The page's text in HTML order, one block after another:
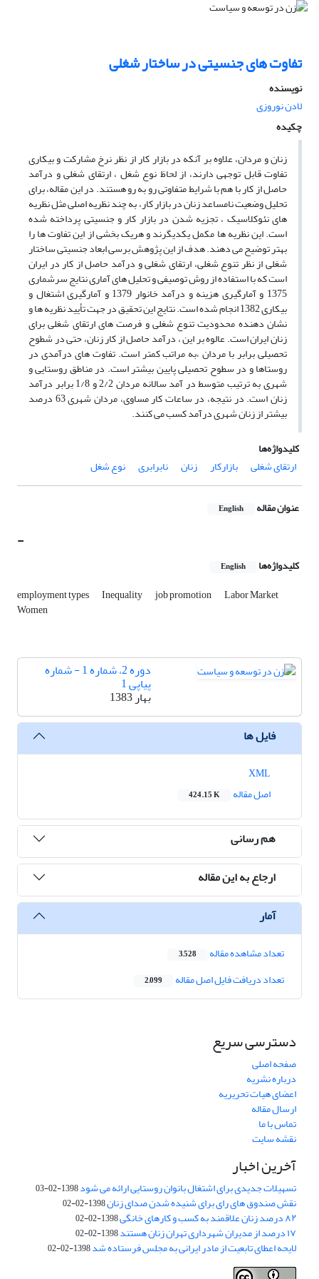
تفاوت های جنسیتی در ساختار شغلی
نویسنده
لادن نوروزی
چکیده
زنان و مردان، علاوه بر آنکه در بازار کار از نظر نرخ مشارکت و بیکاری
تفاوت قابل توجهی دارند، از لحاظ نوع شغل ، ارتقای شغلی و درآمد
حاصل از کار با هم با شرایط متفاوتی رو به رو هستند. در این مقاله، برای
تحلیل وضعیت نامساعد زنان در بازار کار، به چند نظریه اصلی مثل نظریه
های نئوکلاسیک ، تجزیه شدن در بازار کار و جنسیتی پرداخته شده
است. این نظریه ها مکمل یکدیگرند و هریک بخشی از این تفاوت ها را
بهتر توضیح می دهند. هدف از این پژوهش برسی ابعاد جنسیتی ساختار
شغلی از نظر تنوع شغلی، ارتقای شغلی و درآمد حاصل از کار در ایران
است که با استفاده از روش توصیفی و تحلیل های آماری نتایج سرشماری
1375 و آمارگیری هزینه و درآمد خانوار 1379 و آمارگیری اشتغال و
بیکاری 1382 انجام شده است. نتایج این تحقیق در جهت تأیید نظریه ها و
نشان دهنده محدودیت تنوع شغلی و فرصت های ارتقای شغلی برای
زنان ایران است. عالوه بر این ، درآمد حاصل از کار زنان، حتی در شطوح
تحصیلی برابر با مردان ،به مراتب کمتر است. تفاوت های درآمدی در
روستاها و در سطوح تحصیلی پایین بیشتر است. در مناطق روستایی و
شهری به ترتیب متوسط در آمد سالانه مردان 2/2 و 1/8 برابر درآمد
زنان است. در نتیجه، در ساعات کار مساوی، مردان شهری 63 درصد
بیشتر از زنان شهری درآمد کسب می کنند.
کلیدواژه‌ها
ارتقای شغلی
بازارکار زنان نابرابری نوع شغل
عنوان مقاله English
-
کلیدواژه‌ها English
employment types Inequality job promotion Labor Market
Women
دوره 2، شماره 1 - شماره
پیاپی 1
بهار 1383
فایل ها
اصل مقاله
424.15 K
هم رسانی
ارجاع به این مقاله
آمار
تعداد مشاهده مقاله 3,528
تعداد دریافت فایل اصل مقاله 2,099
دسترسی سریع
صفحه اصلی
درباره نشریه
اعضای هیات تحریریه
ارسال مقاله
تماس با ما
نقشه سایت
آخرین اخبار
تسهیلات جدیدی برای اشتغال بانوان روستایی ارائه می شود1398-02-03
نقش صندوق های رای برای شنیده شدن صدای زنان1398-02-02
۸۲ درصد زنان علاقمند به کسب و کارهای خانگی 1398-02-02
۱۷ درصد از مدیران شهرداری تهران زنان هستند 1398-02-02
لایحه اعطای تابعیت از مادر ایرانی به مجلس فرستاده شد1398-02-02